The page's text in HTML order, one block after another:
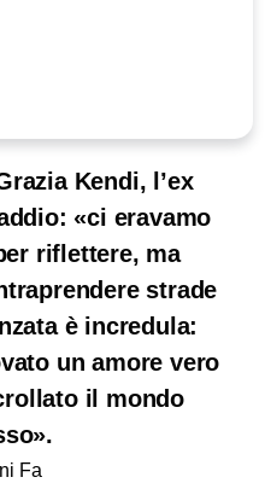
Kendi, l’ex
«ci eravamo
riflettere, ma
strade
è incredula:
un amore vero
il mondo
Fa